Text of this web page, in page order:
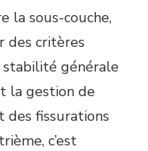
la sous-couche,
des critères
stabilité générale
la gestion de
des fissurations
c’est